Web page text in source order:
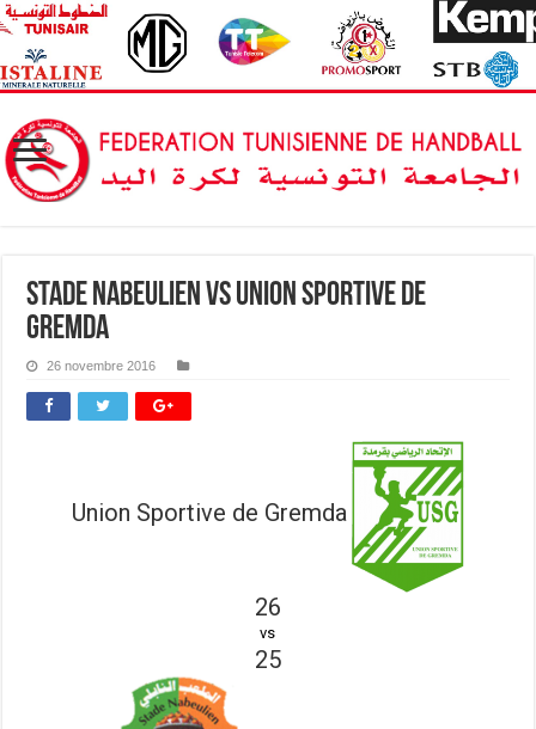
Stade Nabeulien vs Union Sportive de
Gremda
26 novembre 2016
Union Sportive de Gremda
26
vs
25